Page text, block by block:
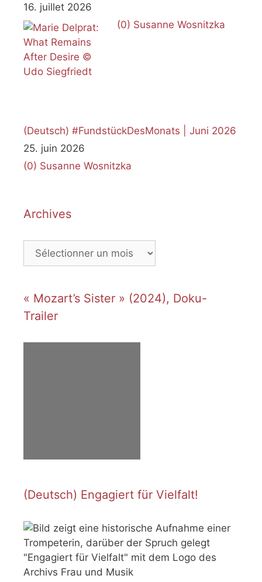
16. juillet 2026
(0) Susanne Wosnitzka
(Deutsch) #FundstückDesMonats | Juni 2026
25. juin 2026
(0) Susanne Wosnitzka
Archives
Archives
« Mozart’s Sister » (2024), Doku-
Trailer
(Deutsch) Engagiert für Vielfalt!